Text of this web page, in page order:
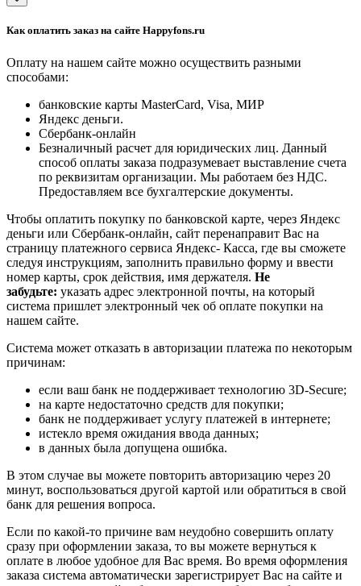
Как оплатить заказ на сайте Happyfons.ru
Оплату на нашем сайте можно осуществить разными
способами:
банковские карты MasterCard, Visa, МИР
Яндекс деньги.
Сбербанк-онлайн
Безналичный расчет для юридических лиц. Данный
способ оплаты заказа подразумевает выставление счета
по реквизитам организации. Мы работаем без НДС.
Предоставляем все бухгалтерские документы.
Чтобы оплатить покупку по банковской карте, через Яндекс
деньги или Сбербанк-онлайн, сайт перенаправит Вас на
страницу платежного сервиса Яндекс- Касса, где вы сможете
следуя инструкциям, заполнить правильно форму и ввести
номер карты, срок действия, имя держателя. Не
забудьте: указать адрес электронной почты, на который
система пришлет электронный чек об оплате покупки на
нашем сайте.
Система может отказать в авторизации платежа по некоторым
причинам:
если ваш банк не поддерживает технологию 3D-Secure;
на карте недостаточно средств для покупки;
банк не поддерживает услугу платежей в интернете;
истекло время ожидания ввода данных;
в данных была допущена ошибка.
В этом случае вы можете повторить авторизацию через 20
минут, воспользоваться другой картой или обратиться в свой
банк для решения вопроса.
Если по какой-то причине вам неудобно совершить оплату
сразу при оформлении заказа, то вы можете вернуться к
оплате в любое удобное для Вас время. Во время оформления
заказа система автоматически зарегистрирует Вас на сайте и